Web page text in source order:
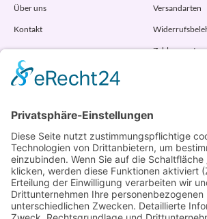
Über uns
Kontakt
Versandarten
Zahlungsarten
Randstr. 28
47804 Krefeld
+49 176 58266120
+49 176 58266120